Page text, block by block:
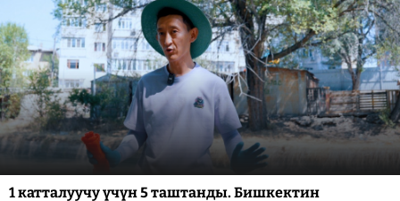
1 катталуучу үчүн 5 таштанды. Бишкектин